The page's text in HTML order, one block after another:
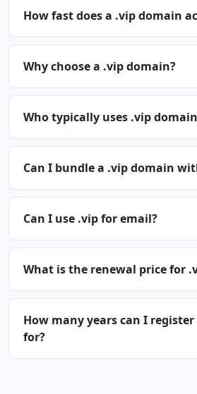
How fast does a .vip domain
Why choose a .vip domain?
Who typically uses .vip
Can I bundle a .vip domain
Can I use .vip for email?
What is the renewal price for
How many years can I
for?